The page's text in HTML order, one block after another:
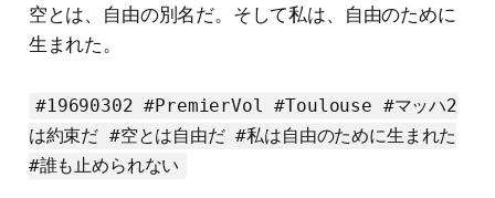
空とは、自由の別名だ。そして私は、自由のために
生まれた。
#19690302 #PremierVol #Toulouse #マッハ2
は約束だ #空とは自由だ #私は自由のために生まれた
#誰も止められない